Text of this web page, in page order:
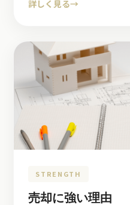
詳しく見る→
STRENGTH
売却に強い理由